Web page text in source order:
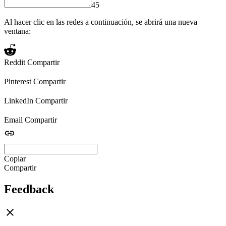
45
Al hacer clic en las redes a continuación, se abrirá una nueva
ventana:
Reddit Compartir
Pinterest Compartir
LinkedIn Compartir
Email Compartir
Copiar
Compartir
Feedback